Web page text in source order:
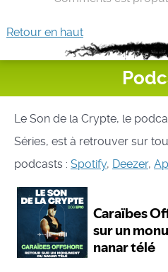
Retour en haut
Le Son de la Crypte, le
Séries, est à retrouver sur
podcasts : Spotify, Deezer,